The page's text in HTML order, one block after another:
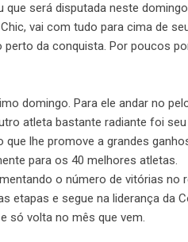
que será disputada neste
vai com tudo para cima de
perto da conquista. Por poucos
domingo. Para ele andar no
atleta bastante radiante foi seu
que lhe promove a grandes
para os 40 melhores atletas.
o número de vitórias no
etapas e segue na liderança da
só volta no mês que vem.